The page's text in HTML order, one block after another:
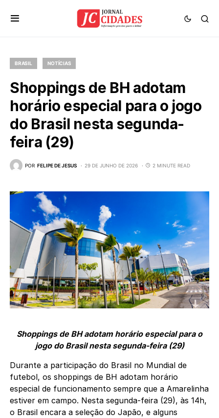
BRASIL NOTÍCIAS
Shoppings de BH adotam
horário especial para o jogo
do Brasil nesta segunda-
feira (29)
POR FELIPE DE JESUS 29 DE JUNHO DE 2026 2 MINUTE READ
Shoppings de BH adotam horário especial para o
jogo do Brasil nesta segunda-feira (29)
Durante a participação do Brasil no Mundial de
futebol, os shoppings de BH adotam horário
especial de funcionamento sempre que a Amarelinha
estiver em campo. Nesta segunda-feira (29), às 14h,
o Brasil encara a seleção do Japão, e alguns